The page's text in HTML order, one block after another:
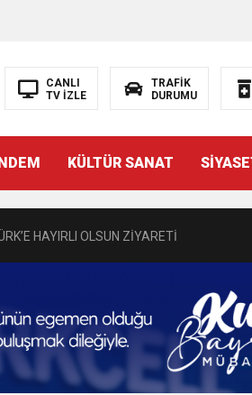
CANLI
TV İZLE
TRAFİK
DURUMU
KÜLTÜR SANAT
HAYIRLI OLSUN ZİYARETİ
DAHA FAZLASI MI VAR?